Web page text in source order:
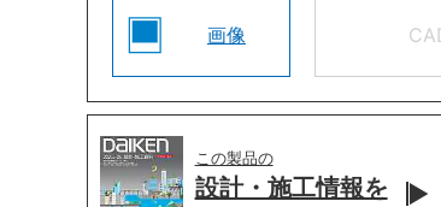
画像
この製品の
設計・施工情報を